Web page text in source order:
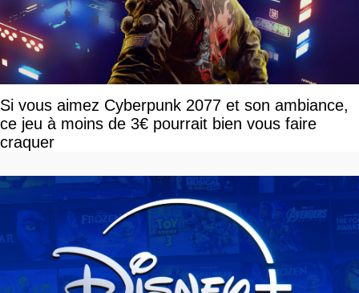
Si vous aimez Cyberpunk 2077 et son ambiance,
ce jeu à moins de 3€ pourrait bien vous faire
craquer